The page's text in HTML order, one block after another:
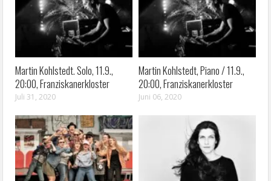
Martin Kohlstedt. Solo, 11.9.,
20:00, Franziskanerkloster
Juli 31, 2020
Martin Kohlstedt, Piano / 11.9.,
20:00, Franziskanerkloster
Juni 06, 2020